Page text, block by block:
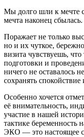
Мы долго шли к мечте
мечта наконец сбылась.
Поражает не только
но и их чуткое,
визита чувствуешь,
подготовки и
ничего не оставалось
сохранять
Особенно хочется
её внимательность,
участие в нашей
тактике беременность
ЭКО — это настоящее